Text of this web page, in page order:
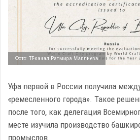
Фото: ТГ-канал Ратмира Мавлиева
Уфа первой в России получила
«ремесленного города». Такое
после того, как делегация
месте изучила производство
промыслов.